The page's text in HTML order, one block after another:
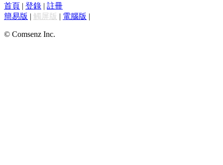
首頁 | 登錄 | 註冊
簡易版 | 觸屏版 | 電腦版 |
© Comsenz Inc.